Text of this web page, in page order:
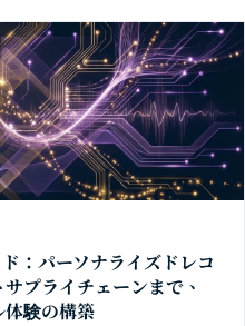
：パーソナライズドレコ
プライチェーンまで、
験の構築